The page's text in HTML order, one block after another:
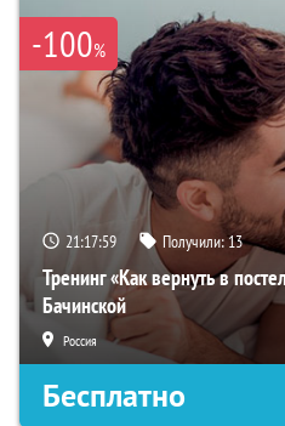
-100%
21:17:58 Получили:13
Тренинг «Как вернуть в
Бачинской
Россия
Бесплатно